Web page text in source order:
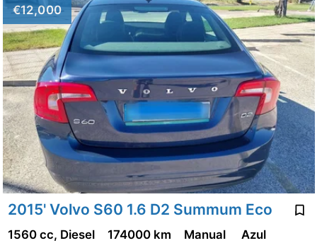
€12,000
2015' Volvo S60 1.6 D2 Summum Eco
1560 cc, Diesel 174000 km Manual Azul